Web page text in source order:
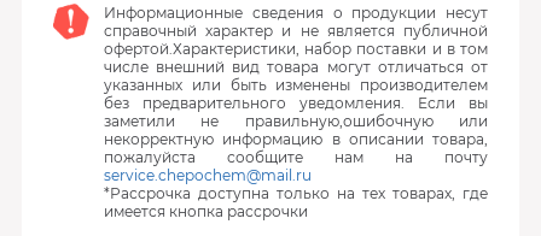
Информационные сведения о продукции несут
справочный характер и не является публичной
офертой.Характеристики, набор поставки и в том
числе внешний вид товара могут отличаться от
указанных или быть изменены производителем
без предварительного уведомления. Если вы
заметили не правильную,ошибочную или
некорректную информацию в описании товара,
пожалуйста сообщите нам на почту
service.chepochem@mail.ru
*Рассрочка доступна только на тех товарах, где
имеется кнопка рассрочки